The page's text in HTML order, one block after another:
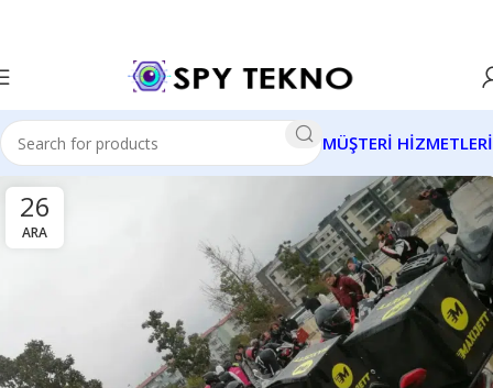
MÜŞTERİ HİZMETLERİ
26
ARA